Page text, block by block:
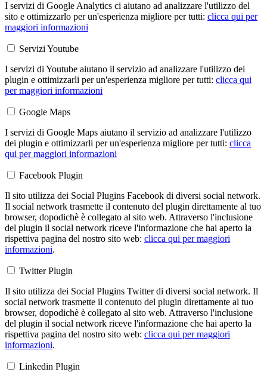
I servizi di Google Analytics ci aiutano ad analizzare l'utilizzo del
sito e ottimizzarlo per un'esperienza migliore per tutti: clicca qui per
maggiori informazioni
Servizi Youtube
I servizi di Youtube aiutano il servizio ad analizzare l'utilizzo dei
plugin e ottimizzarli per un'esperienza migliore per tutti: clicca qui
per maggiori informazioni
Google Maps
I servizi di Google Maps aiutano il servizio ad analizzare l'utilizzo
dei plugin e ottimizzarli per un'esperienza migliore per tutti: clicca
qui per maggiori informazioni
Facebook Plugin
Il sito utilizza dei Social Plugins Facebook di diversi social network.
Il social network trasmette il contenuto del plugin direttamente al tuo
browser, dopodichè è collegato al sito web. Attraverso l'inclusione
del plugin il social network riceve l'informazione che hai aperto la
rispettiva pagina del nostro sito web: clicca qui per maggiori
informazioni.
Twitter Plugin
Il sito utilizza dei Social Plugins Twitter di diversi social network. Il
social network trasmette il contenuto del plugin direttamente al tuo
browser, dopodichè è collegato al sito web. Attraverso l'inclusione
del plugin il social network riceve l'informazione che hai aperto la
rispettiva pagina del nostro sito web: clicca qui per maggiori
informazioni.
Linkedin Plugin